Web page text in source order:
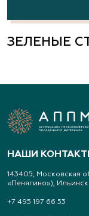
ЗЕЛЕНЫЕ
НАШИ
143405, Московская
«Пенягино»),
+7 495 197 66 53